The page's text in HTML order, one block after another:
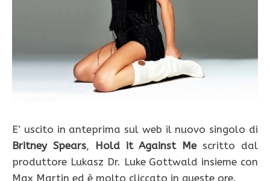
E’ uscito in anteprima sul web il nuovo singolo di
Britney Spears, Hold it Against Mescritto dal
produttore Lukasz Dr. Luke Gottwald insieme con
Max Martin ed è molto cliccato in queste ore.